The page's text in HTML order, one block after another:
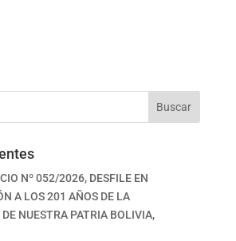
Buscar
Nº 052/2026, DESFILE EN
A LOS 201 AÑOS DE LA
NUESTRA PATRIA BOLIVIA,